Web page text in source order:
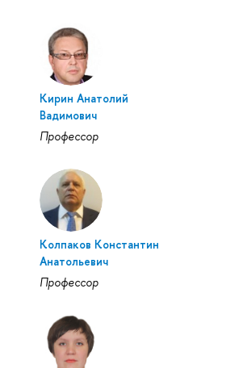
Кирин Анатолий
Вадимович
Профессор
Колпаков Константин
Анатольевич
Профессор